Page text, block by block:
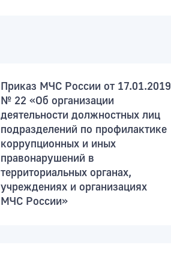
Приказ МЧС России от 17.01.2019
№ 22 «Об организации
деятельности должностных лиц
подразделений по профилактике
коррупционных и иных
правонарушений в
территориальных органах,
учреждениях и организациях
МЧС России»